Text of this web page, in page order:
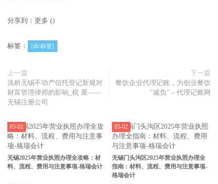
分享到： 更多 ()
标签： [db:标签]
上一篇
浅析无锡不动产信托登记新规对
财富管理律师的影响_税 屋——
无锡注册公司
下一篇
餐饮企业代理记账，为创业餐饮
“减负” – 代理记账网
无锡2025年营业执照办理全攻略：材
料、流程、费用与注意事项-格瑞会计
05-02
无锡门头沟区2025年营业执照办理全
指南：材料、流程、费用与注意事项-
格瑞会计
05-02